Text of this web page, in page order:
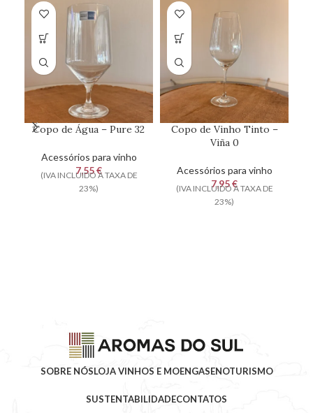
Copo de Água – Pure 32
Acessórios para vinho
7,55€
(IVA INCLUIDO À TAXA DE
23%)
Copo de Vinho Tinto –
Viña 0
Acessórios para vinho
7,95€
(IVA INCLUIDO À TAXA DE
23%)
SOBRE NÓSLOJA VINHOS E MOENGASENOTURISMO
SUSTENTABILIDADECONTATOS